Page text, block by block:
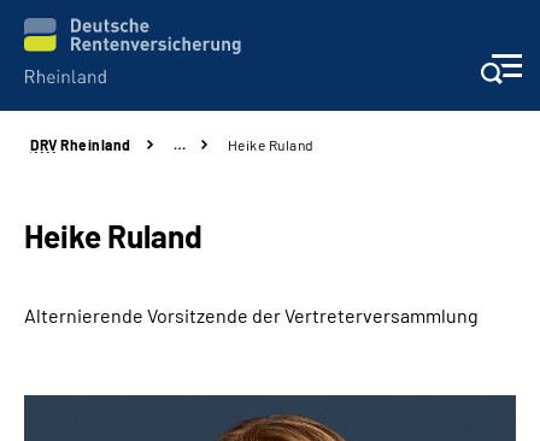
Aktuelles
Beratung und Kontakt
DRV Rheinland … Heike Ruland
Heike Ruland
Alternierende Vorsitzende der Vertreterversammlung